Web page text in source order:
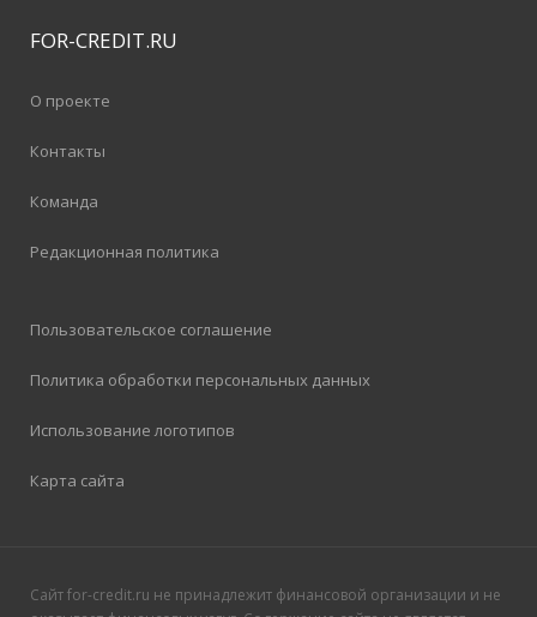
FOR-CREDIT.RU
О проекте
Контакты
Команда
Редакционная политика
Пользовательское соглашение
Политика обработки персональных данных
Использование логотипов
Карта сайта
Сайт for-credit.ru не принадлежит финансовой организации и не